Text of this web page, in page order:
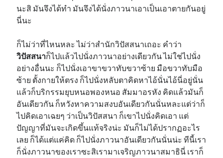
นะสิ มันจึงได้ทำ มันจึงได้นั่งภาวนาเอาเป็นเอาตายกันอยู่
นี่นะ
ก็ไม่ว่าที่ไหนหละ ไม่ว่าสำนักวิปัสสนาเถอะ คำว่า
วิปัสสนาก็ไปแล้วไปนั่งภาวนาอย่างเดียวกัน ไม่ใช่ไปนั่ง
อย่างอื่นนะ ก็ไปนั่งเอาขาขวาทับขวาซ้าย มือขวาทับมือ
ซ้าย ตั้งกายให้ตรง ก็ไปนั่งหลับตาคิดหาไอ้นั่นไอ้นี่อยู่นั่น
แล้วก็บริกรรมยุบหนอพองหนอ สัมมาอรหัง คิดแล้วมันก็
อันเดียวกัน ก็หวังหาความสงบอันเดียวกันนั่นหละแต่ว่าก็
ไปคิดเอาเฉยๆ ว่าเป็นวิปัสสนา ก็เขาไปนั่งคิดเอา แต่
ปัญญาที่มันจะเกิดขึ้นแท้จริงน่ะ มันก็ไม่ได้ปรากฏอะไร
เลย ก็ได้แต่แค่คิด ก็ไปนั่งภาวนาอันเดียวกันนั่นน่ะ ทีนี้เรา
ก็นั่งภาวนาของเราซะสิเรามาเจริญภาวนาสมาธินี่ เราก็